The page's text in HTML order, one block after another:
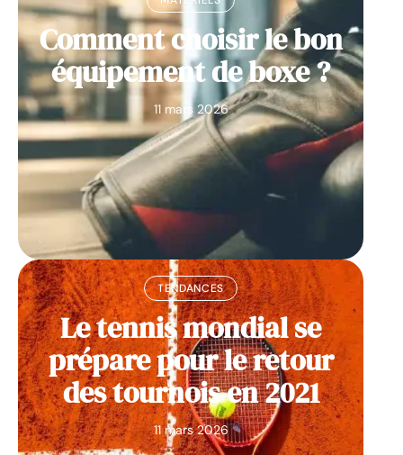
Comment choisir le bon
équipement de boxe ?
11 mars 2026
TENDANCES
Le tennis mondial se
prépare pour le retour
des tournois en 2021
11 mars 2026